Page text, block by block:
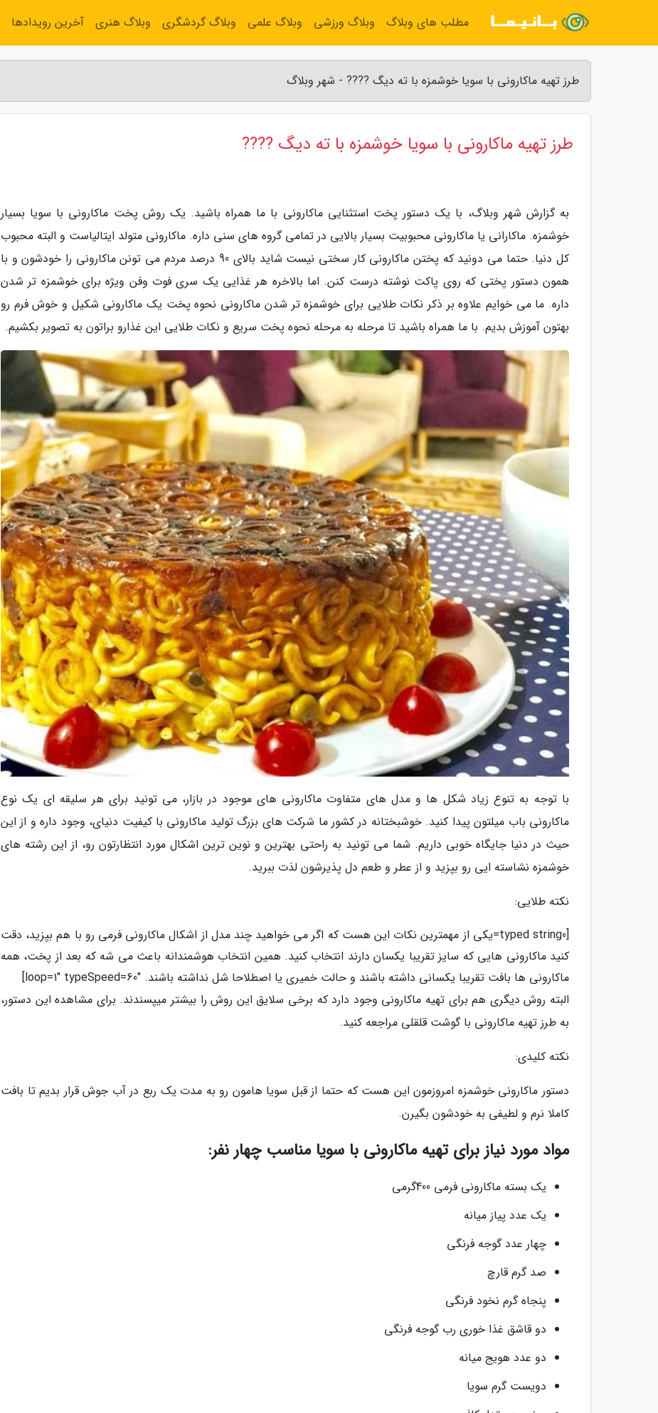
طرز تهیه ماکارونی با سویا خوشمزه با ته دیگ ???? - شهر وبلاگ
طرز تهیه ماکارونی با سویا خوشمزه با ته دیگ ????
به گزارش شهر وبلاگ، با یک دستور پخت استثنایی ماکارونی با ما همراه باشید. یک روش پخت ماکارونی با سویا بسیار
خوشمزه. ماکارانی یا ماکارونی محبوبیت بسیار بالایی در تمامی گروه های سنی داره. ماکارونی متولد ایتالیاست و البته محبوب
کل دنیا. حتما می دونید که پختن ماکارونی کار سختی نیست شاید بالای 90 درصد مردم می تونن ماکارونی را خودشون و با
همون دستور پختی که روی پاکت نوشته درست کنن. اما بالاخره هر غذایی یک سری فوت وفن ویژه برای خوشمزه تر شدن
داره. ما می خوایم علاوه بر ذکر نکات طلایی برای خوشمزه تر شدن ماکارونی نحوه پخت یک ماکارونی شکیل و خوش فرم رو
بهتون آموزش بدیم. با ما همراه باشید تا مرحله به مرحله نحوه پخت سریع و نکات طلایی این غذارو براتون به تصویر بکشیم.
با توجه به تنوع زیاد شکل ها و مدل های متفاوت ماکارونی های موجود در بازار، می تونید برای هر سلیقه ای یک نوع
ماکارونی باب میلتون پیدا کنید. خوشبختانه در کشور ما شرکت های بزرگ تولید ماکارونی با کیفیت دنیای، وجود داره و از این
حیث در دنیا جایگاه خوبی داریم. شما می تونید به راحتی بهترین و نوین ترین اشکال مورد انتظارتون رو، از این رشته های
خوشمزه نشاسته ایی رو بپزید و از عطر و طعم دل پذیرشون لذت ببرید.
نکته طلایی:
[typed string0=یکی از مهمترین نکات این هست که اگر می خواهید چند مدل از اشکال ماکارونی فرمی رو با هم بپزید، دقت
کنید ماکارونی هایی که سایز تقریبا یکسان دارند انتخاب کنید. همین انتخاب هوشمندانه باعث می شه که بعد از پخت، همه
ماکارونی ها بافت تقریبا یکسانی داشته باشند و حالت خمیری یا اصطلاحا شل نداشته باشند. loop=1″ typeSpeed=60″]
البته روش دیگری هم برای تهیه ماکارونی وجود دارد که برخی سلایق این روش را بیشتر میپسندند. برای مشاهده این دستور،
به طرز تهیه ماکارونی با گوشت قلقلی مراجعه کنید.
نکته کلیدی:
دستور ماکارونی خوشمزه امروزمون این هست که حتما از قبل سویا هامون رو به مدت یک ربع در آب جوش قرار بدیم تا بافت
کاملا نرم و لطیفی به خودشون بگیرن.
مواد مورد نیاز برای تهیه ماکارونی با سویا مناسب چهار نفر:
یک بسته ماکارونی فرمی 400گرمی
یک عدد پیاز میانه
چهار عدد گوجه فرنگی
صد گرم قارچ
پنجاه گرم نخود فرنگی
دو قاشق غذا خوری رب گوجه فرنگی
دو عدد هویج میانه
دویست گرم سویا
مطلب های وبلاگ وبلاگ ورزشی وبلاگ علمی وبلاگ گردشگری وبلاگ هنری آخرین رویدادها